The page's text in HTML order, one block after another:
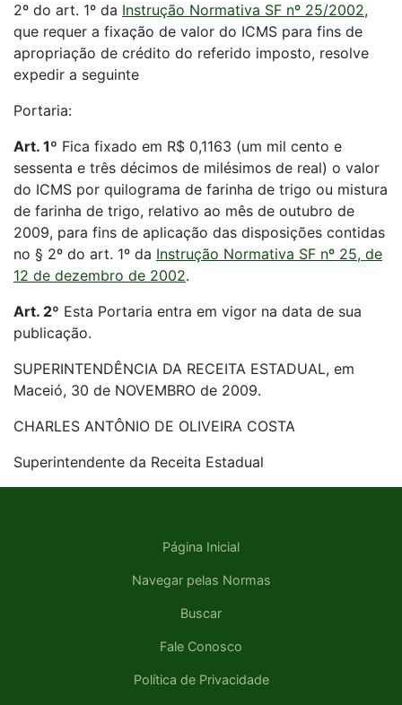
2º do art. 1º da Instrução Normativa SF nº 25/2002,
que requer a fixação de valor do ICMS para fins de
apropriação de crédito do referido imposto, resolve
expedir a seguinte
Portaria:
Art. 1º Fica fixado em R$ 0,1163 (um mil cento e
sessenta e três décimos de milésimos de real) o valor
do ICMS por quilograma de farinha de trigo ou mistura
de farinha de trigo, relativo ao mês de outubro de
2009, para fins de aplicação das disposições contidas
no § 2º do art. 1º da Instrução Normativa SF nº 25, de
12 de dezembro de 2002.
Art. 2º Esta Portaria entra em vigor na data de sua
publicação.
SUPERINTENDÊNCIA DA RECEITA ESTADUAL, em
Maceió, 30 de NOVEMBRO de 2009.
CHARLES ANTÔNIO DE OLIVEIRA COSTA
Superintendente da Receita Estadual
Página Inicial
Navegar pelas Normas
Buscar
Fale Conosco
Política de Privacidade